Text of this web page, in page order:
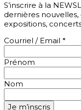
S’inscrire à la
dernières nouvelles,
expositions,
Courriel / Email *
Prénom
Nom